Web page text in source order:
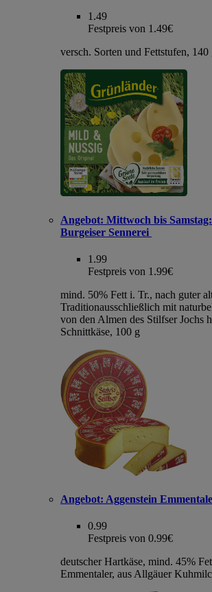
1.49
Festpreis von 1.49€
versch. Sorten und Fettstufen,
Angebot: Mittwoch bis
Burgeiser Sennerei
1.99
Festpreis von 1.99€
mind. 50% Fett i. Tr., nach guter
Traditionausschließlich mit
von den Almen des Stilfser Jochs
Schnittkäse, 100 g
Angebot: Aggenstein
0.99
Festpreis von 0.99€
deutscher Hartkäse, mind. 45%
Emmentaler, aus Allgäuer